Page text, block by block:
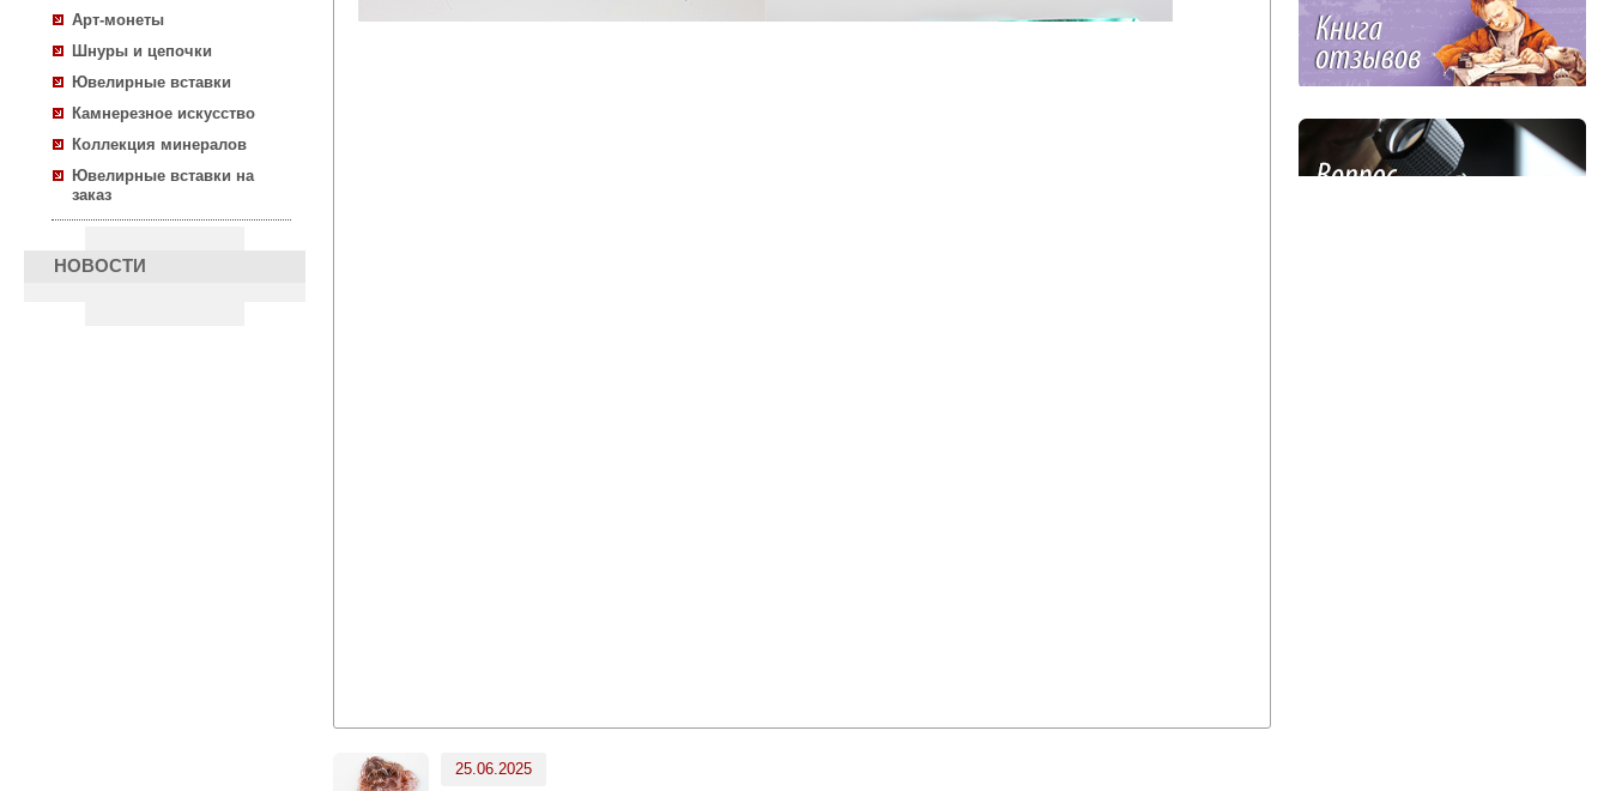
Арт-монеты
Шнуры и цепочки
Ювелирные вставки
Камнерезное искусство
Коллекция минералов
Ювелирные вставки на
заказ
НОВОСТИ
25.06.2025